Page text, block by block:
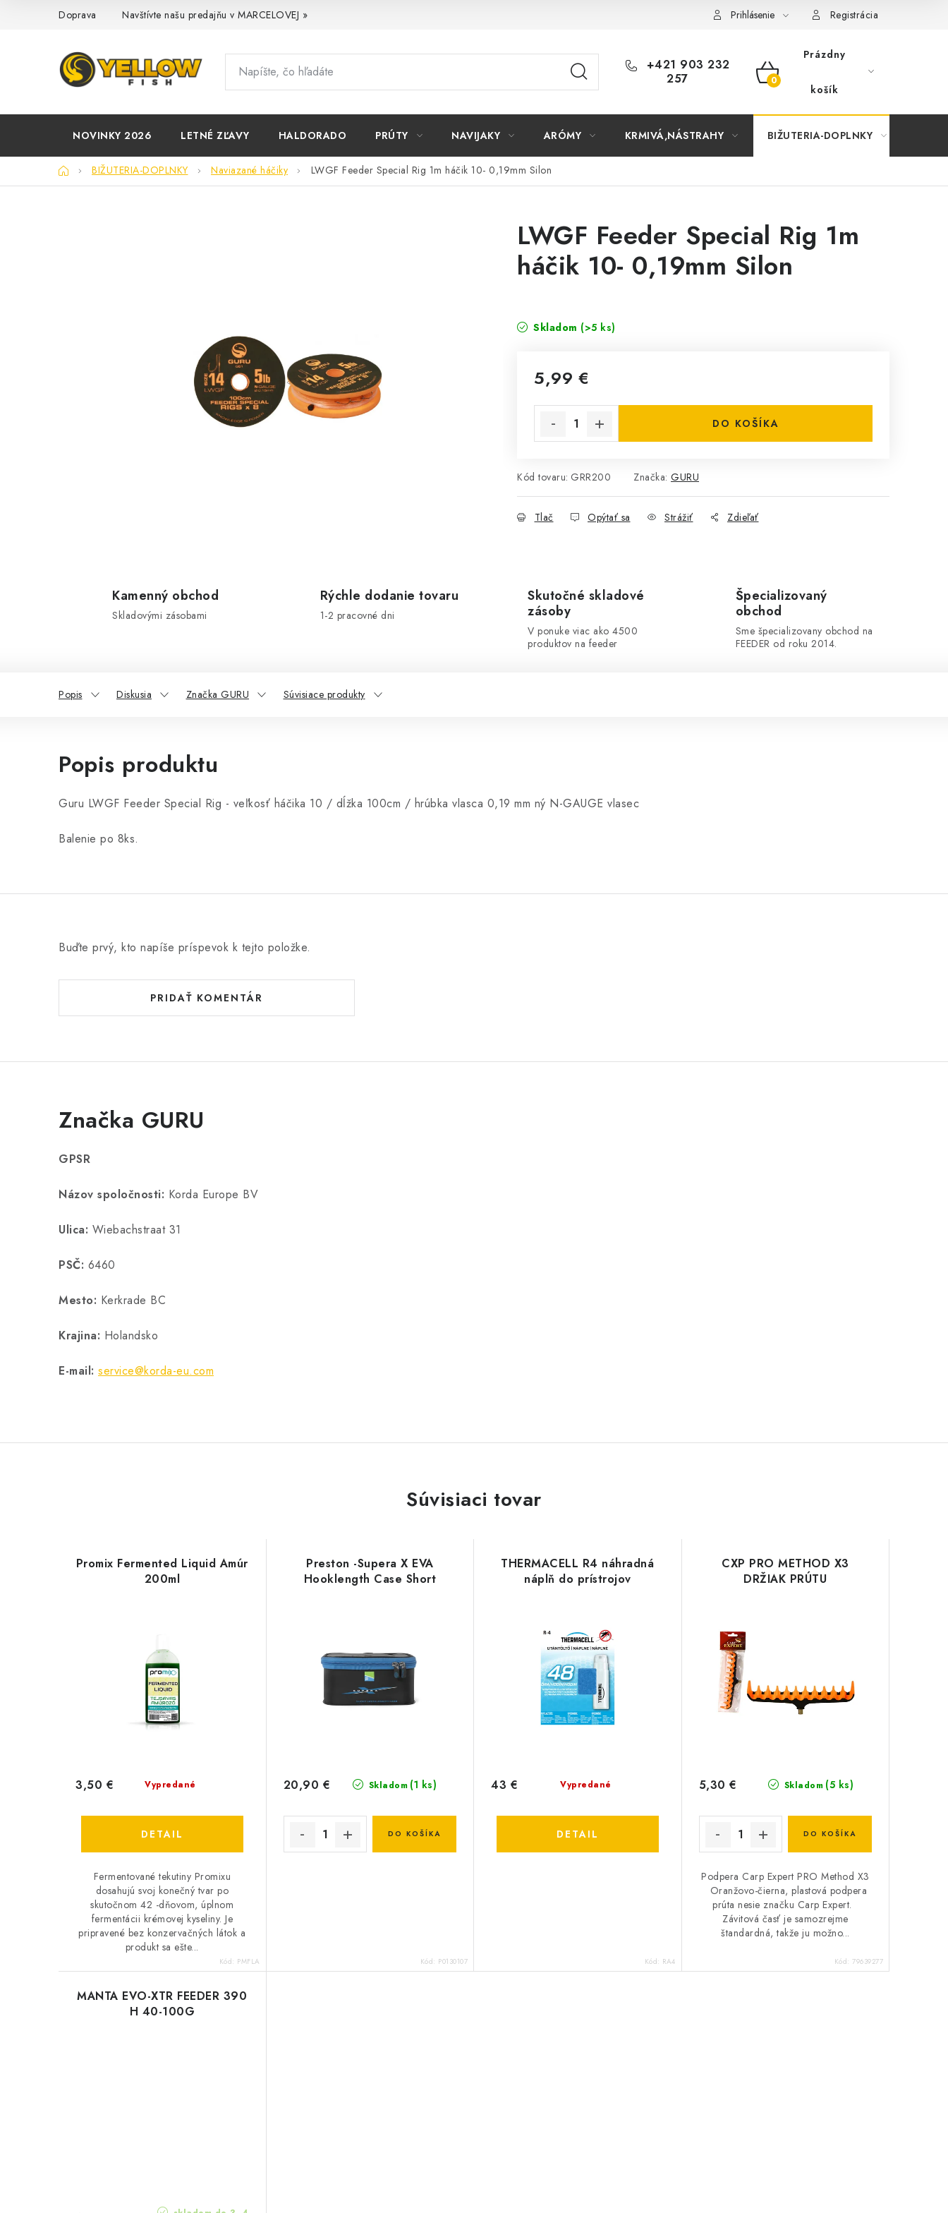
Doprava Navštívte našu predajňu v MARCELOVEJ » Prihlásenie Registrácia
+421 903 232
257
NÁKUPNÝ
Prázdny
košík
NOVINKY 2026 LETNÉ ZĽAVY HALDORADO PRÚTY NAVIJAKY ARÓMY KRMIVÁ,NÁSTRAHY BIŽUTERIA-DOPLNKY
DomovBIŽUTERIA-DOPLNKY Naviazané háčiky LWGF Feeder Special Rig 1m háčik 10- 0,19mm Silon
LWGF Feeder Special Rig 1m
háčik 10- 0,19mm Silon
Skladom (>5 ks)
5,99 €
DO KOŠÍKA
Kód tovaru: GRR200 Značka: GURU
Tlač Opýtať sa Strážiť Zdieľať
Kamenný obchod
Skladovými zásobami
Rýchle dodanie tovaru
1-2 pracovné dni
Skutočné skladové
zásoby
V ponuke viac ako 4500
produktov na feeder
Špecializovaný
obchod
Sme špecializovany obchod na
FEEDER od roku 2014.
Popis Diskusia Značka GURU Súvisiace produkty
Popis produktu
Guru LWGF Feeder Special Rig - veľkosť háčika 10 / dĺžka 100cm / hrúbka vlasca 0,19 mm ný N-GAUGE vlasec
Balenie po 8ks.
Buďte prvý, kto napíše príspevok k tejto položke.
PRIDAŤ KOMENTÁR
Značka GURU
GPSR
Názov spoločnosti: Korda Europe BV
Ulica: Wiebachstraat 31
PSČ: 6460
Mesto: Kerkrade BC
Krajina: Holandsko
E-mail: service@korda-eu.com
Súvisiaci tovar
Promix Fermented Liquid Amúr
200ml
Vypredané
3,50 €
DETAIL
Fermentované tekutiny Promixu
dosahujú svoj konečný tvar po
skutočnom 42 -dňovom, úplnom
fermentácii krémovej kyseliny. Je
pripravené bez konzervačných látok a
produkt sa ešte...
Kód: PMFLA
Preston -Supera X EVA
Hooklength Case Short
Skladom (1 ks)
20,90 €
DO KOŠÍKA
Kód: P0130107
THERMACELL R4 náhradná
náplň do prístrojov
Vypredané
43 €
DETAIL
Kód: RA4
CXP PRO METHOD X3
DRŽIAK PRÚTU
Skladom (5 ks)
5,30 €
DO KOŠÍKA
Podpera Carp Expert PRO Method X3
Oranžovo-čierna, plastová podpera
prúta nesie značku Carp Expert.
Závitová časť je samozrejme
štandardná, takže ju možno...
Kód: 79639277
MANTA EVO-XTR FEEDER 390
H 40-100G